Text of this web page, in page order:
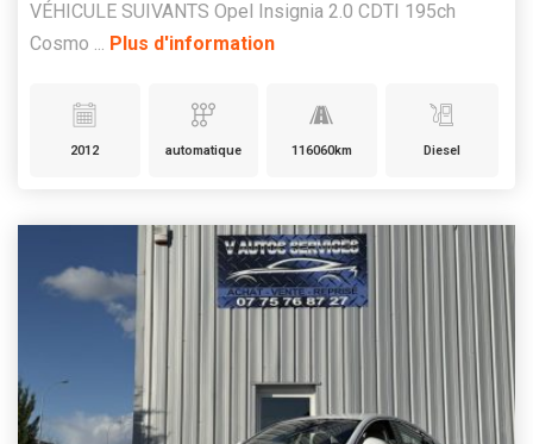
VÉHICULE SUIVANTS Opel Insignia 2.0 CDTI 195ch
Cosmo ... Plus d'information
2012 automatique 116060km Diesel